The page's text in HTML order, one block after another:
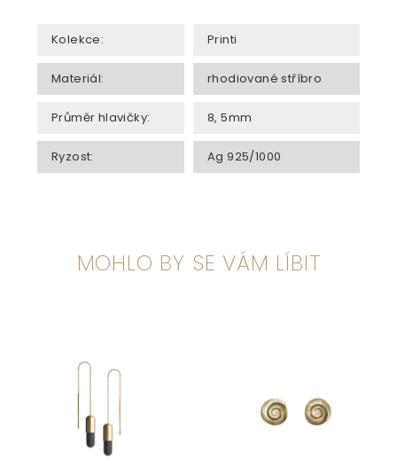
Kolekce: Printi
Materiál: rhodiované stříbro
Průměr hlavičky: 8, 5mm
Ryzost: Ag 925/1000
MOHLO BY SE VÁM LÍBIT